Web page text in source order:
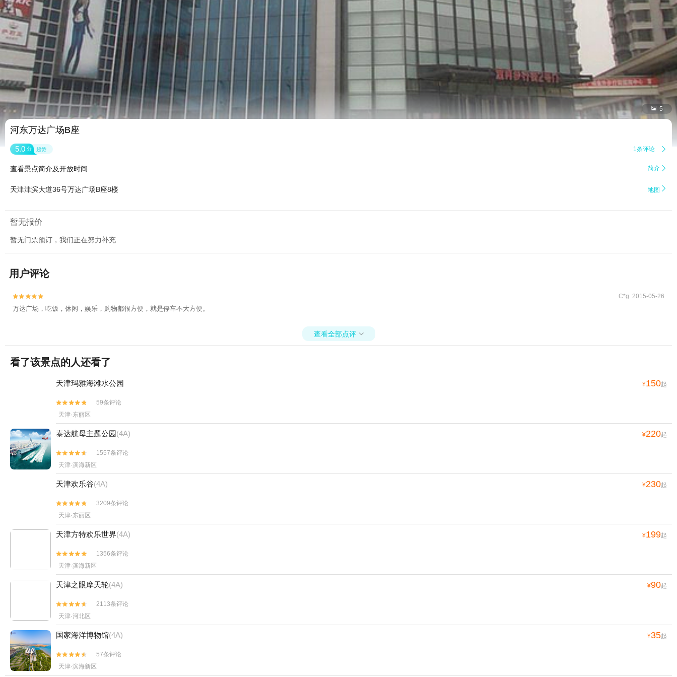
 5
河东万达广场B座
5.0 分 超赞 1条评论 
查看景点简介及开放时间 简介 
天津津滨大道36号万达广场B座8楼 地图 
暂无报价
暂无门票预订，我们正在努力补充
用户评论

 C*g 2015-05-26
万达广场，吃饭，休闲，娱乐，购物都很方便，就是停车不大方便。
查看全部点评 
看了该景点的人还看了
天津玛雅海滩水公园 ¥150起


59条评论
天津·东丽区
泰达航母主题公园(4A) ¥220起


1557条评论
天津·滨海新区
天津欢乐谷(4A) ¥230起


3209条评论
天津·东丽区
天津方特欢乐世界(4A) ¥199起


1356条评论
天津·滨海新区
天津之眼摩天轮(4A) ¥90起


2113条评论
天津·河北区
国家海洋博物馆(4A) ¥35起


57条评论
天津·滨海新区